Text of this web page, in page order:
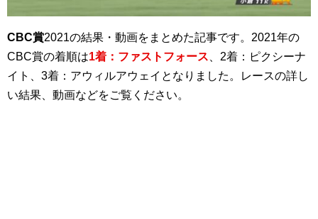
CBC賞2021の結果・動画をまとめた記事です。2021年の
CBC賞の着順は1着：ファストフォース 、2着：ピクシーナ
イト、3着：アウィルアウェイとなりました。レースの詳し
い結果、動画などをご覧ください。